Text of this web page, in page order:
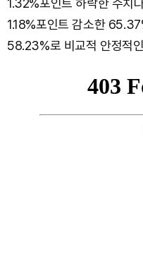
1.32%포인트 하락한 수치
1.18%포인트 감소한
58.23%로 비교적 안정적